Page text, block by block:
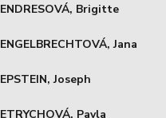
ENDRESOVÁ, Brigitte
ENGELBRECHTOVÁ, Jana
EPSTEIN, Joseph
ETRYCHOVÁ, Pavla